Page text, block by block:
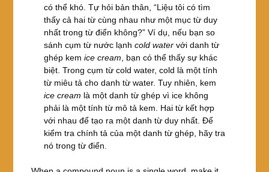
có thể khó. Tự hỏi bản thân, “Liệu tôi có tìm
thấy cả hai từ cùng nhau như một mục từ duy
nhất trong từ điển không?” Ví dụ, nếu bạn so
sánh cụm từ nước lạnh cold water với danh từ
ghép kem ice cream , bạn có thể thấy sự khác
biệt. Trong cụm từ cold water, cold là một tính
từ miêu tả cho danh từ water. Tuy nhiên, kem
ice cream là một danh từ ghép vì ice không
phải là một tính từ mô tả kem. Hai từ kết hợp
với nhau để tạo ra một danh từ duy nhất. Để
kiểm tra chính tả của một danh từ ghép, hãy tra
nó trong từ điển.